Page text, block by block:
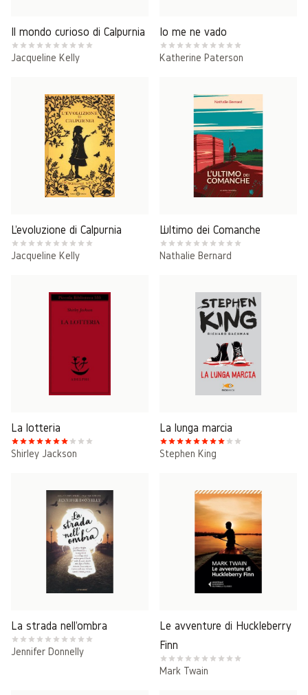
Il mondo curioso di Calpurnia
Jacqueline Kelly
Io me ne vado
Katherine Paterson
L'evoluzione di Calpurnia
Jacqueline Kelly
L’ultimo dei Comanche
Nathalie Bernard
La lotteria
Shirley Jackson
La lunga marcia
Stephen King
La strada nell'ombra
Jennifer Donnelly
Le avventure di Huckleberry
Finn
Mark Twain